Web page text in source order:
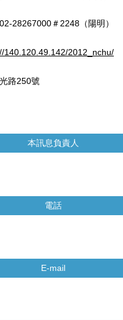
＃2248（陽明）
140.120.49.142/2012_nchu/
路250號
本訊息負責人
電話
E-mail